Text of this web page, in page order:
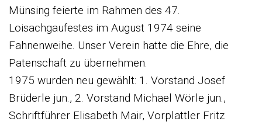
Münsing feierte im Rahmen des 47.
Loisachgaufestes im August 1974 seine
Fahnenweihe. Unser Verein hatte die Ehre, die
Patenschaft zu übernehmen.
1975 wurden neu gewählt: 1. Vorstand Josef
Brüderle jun., 2. Vorstand Michael Wörle jun.,
Schriftführer Elisabeth Mair, Vorplattler Fritz